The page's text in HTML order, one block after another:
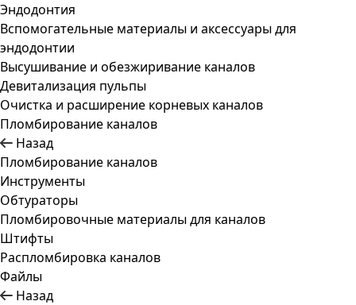
Эндодонтия
Вспомогательные материалы и аксессуары для
эндодонтии
Высушивание и обезжиривание каналов
Девитализация пульпы
Очистка и расширение корневых каналов
Пломбирование каналов
Назад
Пломбирование каналов
Инструменты
Обтураторы
Пломбировочные материалы для каналов
Штифты
Распломбировка каналов
Файлы
Назад